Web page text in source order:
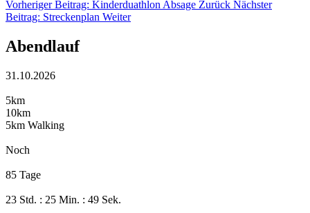
Vorheriger Beitrag: Kinderduathlon Absage Zurück Nächster
Beitrag: Streckenplan Weiter
Abendlauf
31.10.2026
5km
10km
5km Walking
Noch
85 Tage
23 Std. : 25 Min. : 49 Sek.